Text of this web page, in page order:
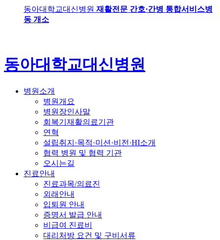
동아대학교대신병원 재활전문 간호·간병 통합서비스병
동 개소
동아대학교대신병원
병원소개
병원개요
병원장인사말
회복기재활의료기관
연혁
설립취지·목적·미션·비전·HI소개
협력 병원 및 협력 기관
오시는길
진료안내
진료과목/의료진
외래안내
입퇴원 안내
증명서 발급 안내
비급여 진료비
대리처방 요건 및 구비서류